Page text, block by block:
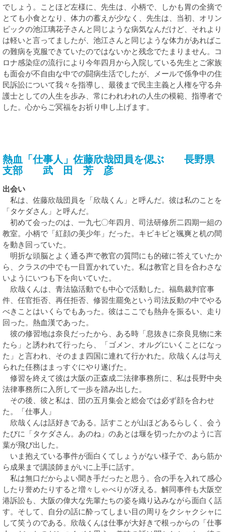
でしょう。ことほど左様に、先生は、小柄で、しかも胃の全摘で
とても小食となり、体力の蓄えが少なく、先生は、当初、オリン
ピックの池江璃花子さんと同じような病気なんだけど、それより
は軽いと言ってましたが、池江さんと同じような体力があればこ
の難病を克服できていたのではないかと残念でたまりません。コ
ロナ感染症の流行により今年四月から入院している先生とご家族
も面会が不自由な中での闘病生活でしたが、メールで係争中の住
民訴訟について我々を指導し、最後まで民主主義と人権を守る弁
護士としての人生を歩み、常にわれわれの人生の模範、指導者で
した。心からご冥福をお祈り申し上げます。
熱血「仕事人」佐藤欣哉団員を偲ぶ 長野県
支部 武 田 芳 彦
出会い
私は、佐藤欣哉団員を「欣哉くん」と呼んだ。彼は私のことを
「タケダさん」と呼んだ。
初めて会ったのは、一九七〇年四月、司法研修所二四期一組の
教室。小柄で「紅顔の美少年」だった。キビキビと颯爽と机の間
を動き回っていた。
明折な頭脳とよく通る声で教官の質問にも的確に答えていたか
ら、クラスの中でも一目置かれていた。私は教官と目を合わさな
いようにいつも下を向いていた。
欣哉くんは、青法協活動でも中心で活動した。福島裁判官事
件、任官拒否、再任拒否、修習生罷免という司法反動の中でやる
べきことはいくらでもあった。彼はここでも熱弁を振るい、走り
回った。熱血漢であった。
彼の修習地は奈良だったから、ある時「息抜きに奈良見物に来
たら」と誘われて行ったら、「ゴメン、オルグにいくことになっ
た」と言われ、そのまま四国に連れて行かれた。欣哉くんは与え
られた任務はまっすぐにやり遂げた。
修習を終えて彼は大阪の正森成二法律事務所に、私は長野中央
法律事務所に入所して一歩を踏み出した。
その後、彼と私は、団の五月集会と総会では必ず顔を合わせ
た。「仕事人」
欣哉くんは話好きである。話すことが山ほどあるらしく、会う
たびに「タケダさん。あのね」のあとは堰を切ったかのように言
葉が飛び出した。
いま抱えている事件が面白くてしょうがない様子で、あら筋か
ら成果まで講談師まがいに上手に話す。
私は無口だからよい聞き手だったと思う。合の手を入れて感心
したり誉めたりすると増々しゃべりが冴える。解同事件も大阪空
港訴訟も、大阪の偉大な先輩たちの姿を織り込みながら面白く話
す。そして、自分の話に酔ってしまい目の周りをクシャクシャに
して笑うのである。欣哉くんは仕事が大好きで根っからの「仕事